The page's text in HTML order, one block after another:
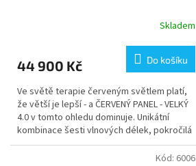
Skladem
44 900 Kč Do košíku
Ve světě terapie červeným světlem platí,
že větší je lepší - a ČERVENÝ PANEL - VELKÝ
4.0 v tomto ohledu dominuje. Unikátní
kombinace šesti vlnových délek, pokročilá
technologie...
Kód: 6006